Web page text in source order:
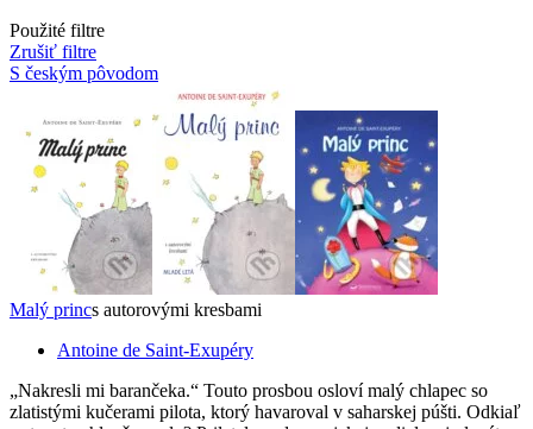
Použité filtre
Zrušiť filtre
S českým pôvodom
Malý princs autorovými kresbami
Antoine de Saint-Exupéry
„Nakresli mi barančeka.“ Touto prosbou osloví malý chlapec so
zlatistými kučerami pilota, ktorý havaroval v saharskej púšti. Odkiaľ